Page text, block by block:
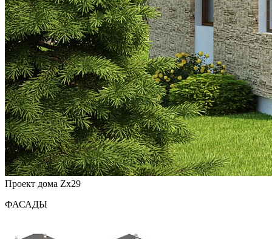
Проект дома Zx29
ФАСАДЫ